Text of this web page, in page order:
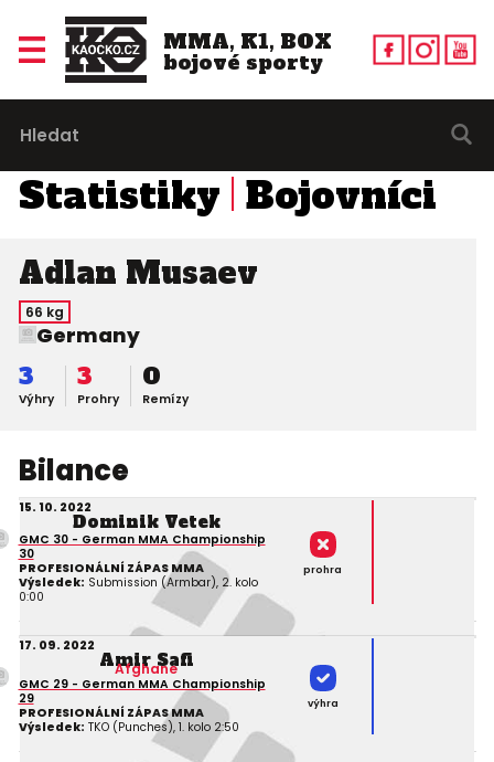
MMA, K1, BOX
bojové sporty
Statistiky Bojovníci
Adlan Musaev
66 kg
Germany
Výhry
3
Prohry
3
Remízy
0
Bilance
15. 10. 2022
Dominik Vetek
GMC 30 - German MMA Championship
30
PROFESIONÁLNÍ ZÁPAS MMA
Výsledek: Submission (Armbar), 2. kolo
0:00
prohra
17. 09. 2022
Amir Safi
Afghane
GMC 29 - German MMA Championship
29
PROFESIONÁLNÍ ZÁPAS MMA
Výsledek: TKO (Punches), 1. kolo 2:50
výhra